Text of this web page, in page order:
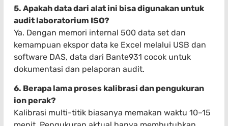
5. Apakah data dari alat ini bisa digunakan untuk
audit laboratorium ISO?
Ya. Dengan memori internal 500 data set dan
kemampuan ekspor data ke Excel melalui USB dan
software DAS, data dari Bante931 cocok untuk
dokumentasi dan pelaporan audit.
6. Berapa lama proses kalibrasi dan pengukuran
ion perak?
Kalibrasi multi-titik biasanya memakan waktu 10–15